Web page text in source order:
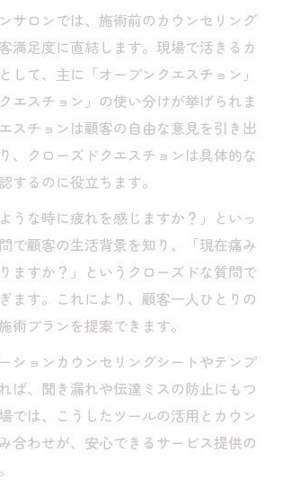
に気を付けるカウンセリングの落と
セリング力不足が招くトラブルと対
むカウンセリング力の磨き方
リング力を高め安心感を提供する
ストが実践するカウンセリング術の
ゼーション施術前後のカウンセリン
法
現場で役立つカウンセリング契約の
ト
不安を和らげるカウンセリング力ト
ング
宝するカウンセリング術
サロンでは、施術前のカウンセリング
満足度に直結します。現場で活きるカ
して、主に「オープンクエスチョン」
エスチョン」の使い分けが挙げられま
スチョンは顧客の自由な意見を引き出
、クローズドクエスチョンは具体的な
するのに役立ちます。
うな時に疲れを感じますか？」といっ
で顧客の生活背景を知り、「現在痛み
ますか？」というクローズドな質問で
ます。これにより、顧客一人ひとりの
術プランを提案できます。
ションカウンセリングシートやテンプ
ば、聞き漏れや伝達ミスの防止にもつ
では、こうしたツールの活用とカウン
合わせが、安心できるサービス提供の